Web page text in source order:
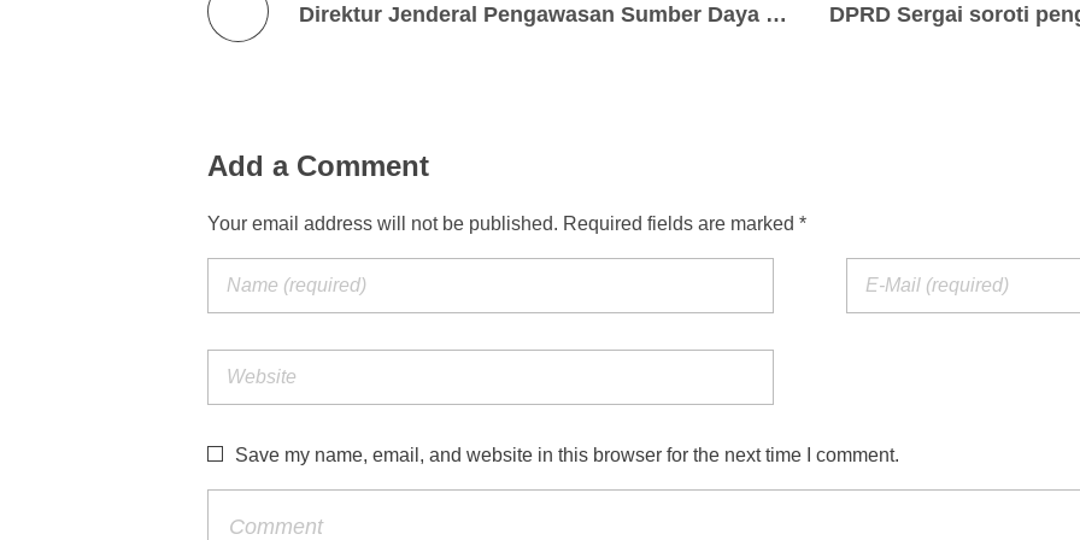
Direktur Jenderal Pengawasan Sumber Daya Kelautan dan Perikanan Kementerian Kelautan dan Perikanan (PSDKP – KKP) Merespons Harapan Masyarakat Maluku Utara untuk Mengonsumsi Ikan yang Terbebas dari Praktek Pengeboman Ikan di Perairan Provinsi Maluku Utara
Add a Comment
Your email address will not be published. Required fields are marked *
Save my name, email, and website in this browser for the next time I comment.